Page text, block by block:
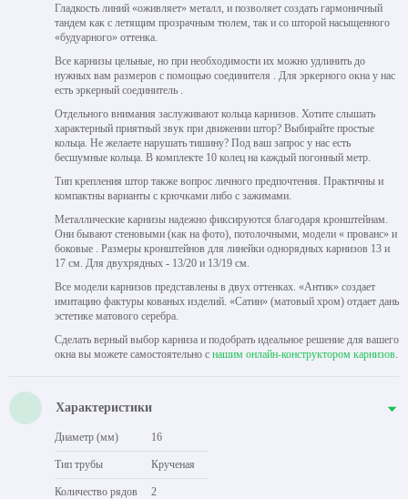
Гладкость линий «оживляет» металл, и позволяет создать гармоничный
тандем как с летящим прозрачным тюлем, так и со шторой насыщенного
«будуарного» оттенка.
Все карнизы цельные, но при необходимости их можно удлинить до
нужных вам размеров с помощью соединителя . Для эркерного окна у нас
есть эркерный соединитель .
Отдельного внимания заслуживают кольца карнизов. Хотите слышать
характерный приятный звук при движении штор? Выбирайте простые
кольца. Не желаете нарушать тишину? Под ваш запрос у нас есть
бесшумные кольца. В комплекте 10 колец на каждый погонный метр.
Тип крепления штор также вопрос личного предпочтения. Практичны и
компактны варианты с крючками либо с зажимами.
Металлические карнизы надежно фиксируются благодаря кронштейнам.
Они бывают стеновыми (как на фото), потолочными, модели « прованс» и
боковые . Размеры кронштейнов для линейки однорядных карнизов 13 и
17 см. Для двухрядных - 13/20 и 13/19 см.
Все модели карнизов представлены в двух оттенках. «Антик» создает
имитацию фактуры кованых изделий. «Сатин» (матовый хром) отдает дань
эстетике матового серебра.
Сделать верный выбор карниза и подобрать идеальное решение для вашего
окна вы можете самостоятельно с нашим онлайн-конструктором карнизов.
Характеристики
Диаметр (мм) 16
Тип трубы Крученая
Количество рядов 2